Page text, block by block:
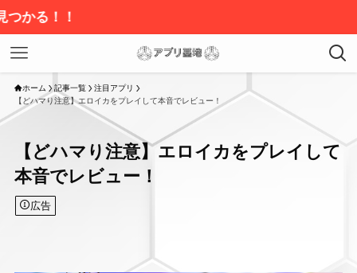
ホーム 記事一覧
注目アプリ
【どハマり注意】エロイカをプレイして本音でレビュー！
【どハマり注意】エロイカをプレイして
本音でレビュー！
広告